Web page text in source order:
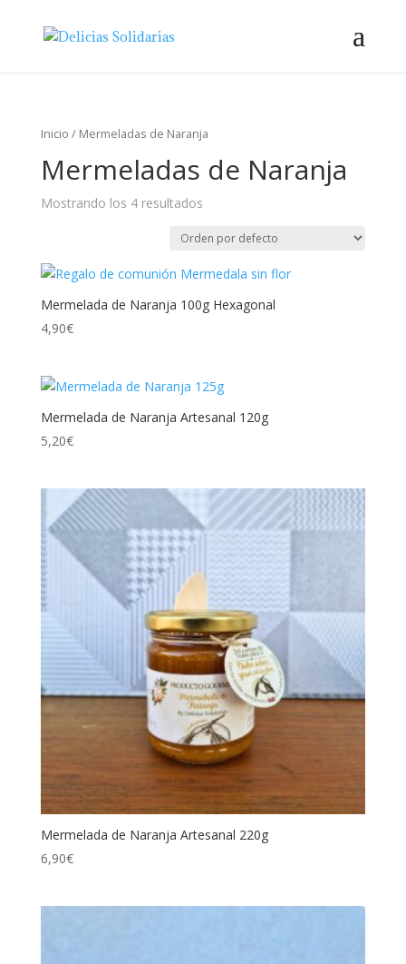
Inicio / Mermeladas de Naranja
Mermeladas de Naranja
Mostrando los 4 resultados
Mermelada de Naranja 100g Hexagonal
4,90€
Mermelada de Naranja Artesanal 120g
5,20€
Mermelada de Naranja Artesanal 220g
6,90€